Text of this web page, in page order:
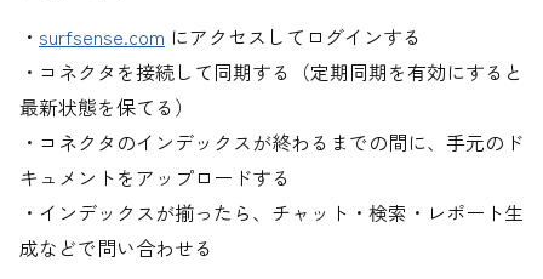
・ surfsense.com にアクセスしてログインする
・コネクタを接続して同期する（定期同期を有効にすると
最新状態を保てる）
・コネクタのインデックスが終わるまでの間に、手元のド
キュメントをアップロードする
・インデックスが揃ったら、チャット・検索・レポート生
成などで問い合わせる